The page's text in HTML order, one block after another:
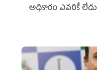
అధికారం ఎవరికీ లేదు